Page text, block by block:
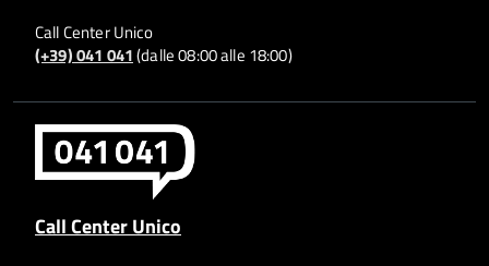
Call Center Unico
(+39) 041 041(dalle 08:00 alle 18:00)
Call Center Unico